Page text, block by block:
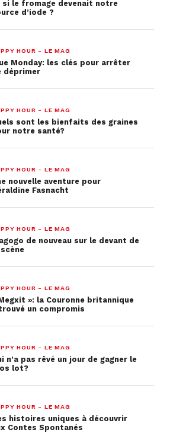
si le fromage devenait notre
d’iode ?
HOUR - LE MAG
Monday: les clés pour arrêter
déprimer
HOUR - LE MAG
sont les bienfaits des graines
notre santé?
HOUR - LE MAG
nouvelle aventure pour
Fasnacht
HOUR - LE MAG
de nouveau sur le devant de
HOUR - LE MAG
»: la Couronne britannique
un compromis
HOUR - LE MAG
n’a pas rêvé un jour de gagner le
lot?
HOUR - LE MAG
histoires uniques à découvrir
Contes Spontanés